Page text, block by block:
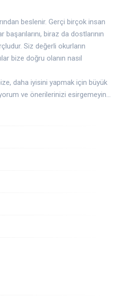
beslenir. Gerçi birçok insan
biraz da dostlarının
Siz değerli okurların
bize doğru olanın nasıl
daha iyisini yapmak için büyük
ve önerilerinizi esirgemeyin...